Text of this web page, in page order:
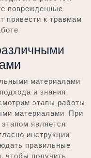
поврежденные
привести к травмам
материалами
и знания
этапы работы
материалами. При
является
инструкции
правильные
чтобы получить